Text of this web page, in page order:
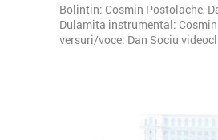
Bolintin: Cosmin Postolache,
Dulamita instrumental:
versuri/voce: Dan Sociu